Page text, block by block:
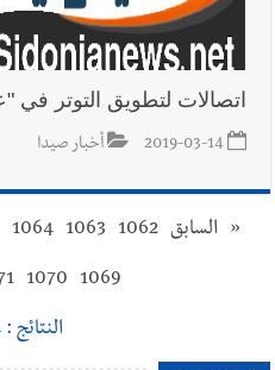
اتصالات لتطويق التوتر في
2019-03-14 أخبار صيدا
« السابق 1062
1063
1064
1069
1070
النتائج : 14174